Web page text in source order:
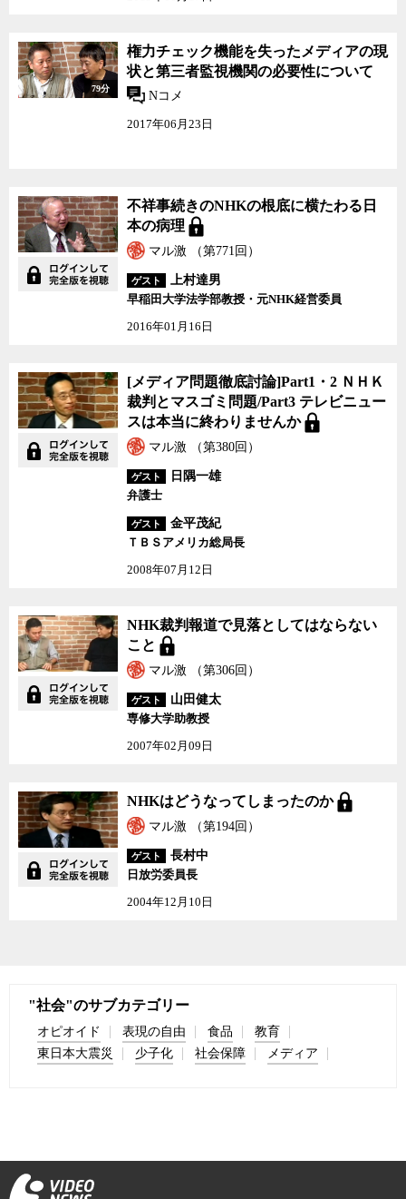
79分
権力チェック機能を失ったメディアの現
状と第三者監視機関の必要性について
Nコメ
2017年06月23日
不祥事続きのNHKの根底に横たわる日
本の病理
マル激 （第771回）
ゲスト
上村達男
早稲田大学法学部教授・元NHK経営委員
2016年01月16日
[メディア問題徹底討
論]Part1・2 ＮＨＫ裁判
とマスゴミ問題/Part3 テ
レビニュースは本当に終
[メディア問題徹底討論]Part1・2 ＮＨＫ
裁判とマスゴミ問題/Part3 テレビニュー
スは本当に終わりませんか
マル激 （第380回）
ゲスト
日隅一雄
弁護士
ゲスト
金平茂紀
ＴＢＳアメリカ総局長
2008年07月12日
NHK裁判報道で見落と
してはならないこと
NHK裁判報道で見落としてはならない
こと
マル激 （第306回）
ゲスト
山田健太
専修大学助教授
2007年02月09日
NHKはどうなってしま
ったのか
NHKはどうなってしまったのか
マル激 （第194回）
ゲスト
長村中
日放労委員長
2004年12月10日
"社会"のサブカテゴリー
オピオイド 表現の自由 食品
教育
東日本大震災
少子化 社会保障 メディア